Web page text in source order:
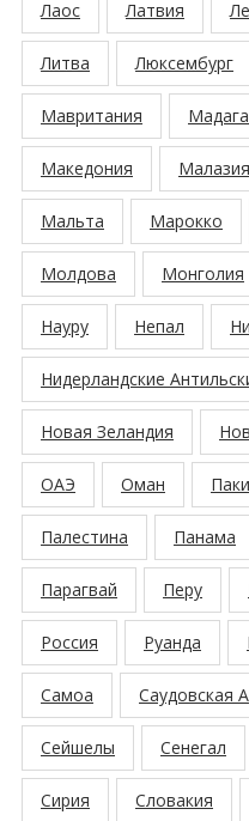
Лаос Латвия
Литва Люксембург
Мавритания
Македония Малазия
Мальта Марокко
Молдова Монголия
Науру Непал
Нидерландские
Новая Зеландия
ОАЭ Оман
Палестина Панама
Парагвай Перу
Россия Руанда
Самоа Саудовская
Сейшелы Сенегал
Сирия Словакия